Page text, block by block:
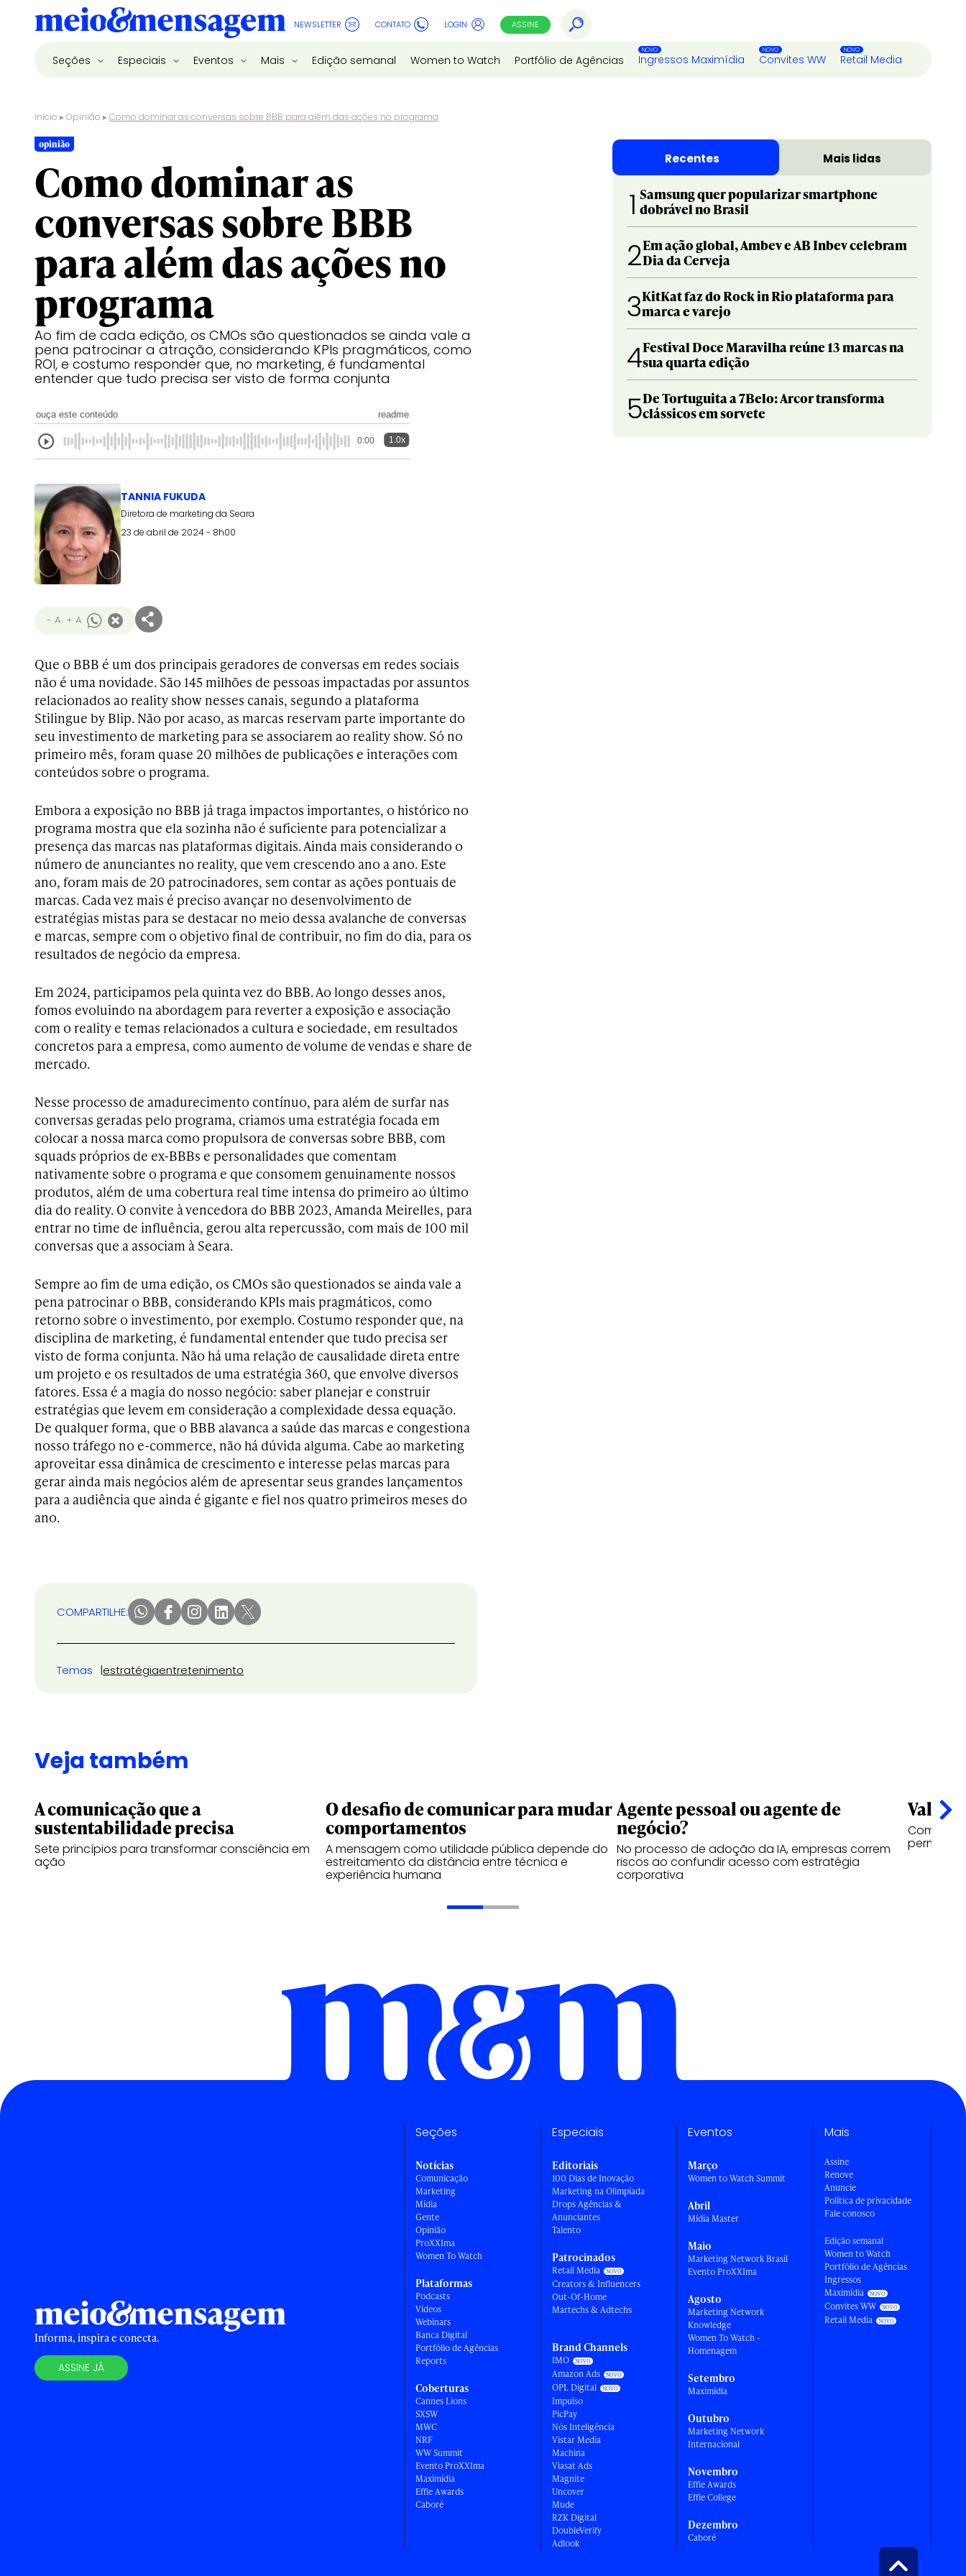
NEWSLETTER CONTATO LOGIN ASSINE
Seções Especiais Eventos Mais Edição semanal Women to Watch Portfólio de Agências Ingressos Maximídia Convites WW Retail Media
Início ▸Opinião ▸Como dominar as conversas sobre BBB para além das ações no programa
opinião
Como dominar as
conversas sobre BBB
para além das ações no
programa
Ao fim de cada edição, os CMOs são questionados se ainda vale a
pena patrocinar a atração, considerando KPIs pragmáticos, como
ROI, e costumo responder que, no marketing, é fundamental
entender que tudo precisa ser visto de forma conjunta
ouça este conteúdo readme
0:00 1.0x
TANNIA FUKUDA
Diretora de marketing da Seara
23 de abril de 2024 - 8h00
- A + A
Que o BBB é um dos principais geradores de conversas em redes sociais
não é uma novidade. São 145 milhões de pessoas impactadas por assuntos
relacionados ao reality show nesses canais, segundo a plataforma
Stilingue by Blip. Não por acaso, as marcas reservam parte importante do
seu investimento de marketing para se associarem ao reality show. Só no
primeiro mês, foram quase 20 milhões de publicações e interações com
conteúdos sobre o programa.
Embora a exposição no BBB já traga impactos importantes, o histórico no
programa mostra que ela sozinha não é suficiente para potencializar a
presença das marcas nas plataformas digitais. Ainda mais considerando o
número de anunciantes no reality, que vem crescendo ano a ano. Este
ano, foram mais de 20 patrocinadores, sem contar as ações pontuais de
marcas. Cada vez mais é preciso avançar no desenvolvimento de
estratégias mistas para se destacar no meio dessa avalanche de conversas
e marcas, sempre com o objetivo final de contribuir, no fim do dia, para os
resultados de negócio da empresa.
Em 2024, participamos pela quinta vez do BBB. Ao longo desses anos,
fomos evoluindo na abordagem para reverter a exposição e associação
com o reality e temas relacionados a cultura e sociedade, em resultados
concretos para a empresa, como aumento de volume de vendas e share de
mercado.
Nesse processo de amadurecimento contínuo, para além de surfar nas
conversas geradas pelo programa, criamos uma estratégia focada em
colocar a nossa marca como propulsora de conversas sobre BBB, com
squads próprios de ex-BBBs e personalidades que comentam
nativamente sobre o programa e que consomem genuinamente nossos
produtos, além de uma cobertura real time intensa do primeiro ao último
dia do reality. O convite à vencedora do BBB 2023, Amanda Meirelles, para
entrar no time de influência, gerou alta repercussão, com mais de 100 mil
conversas que a associam à Seara.
Sempre ao fim de uma edição, os CMOs são questionados se ainda vale a
pena patrocinar o BBB, considerando KPIs mais pragmáticos, como
retorno sobre o investimento, por exemplo. Costumo responder que, na
disciplina de marketing, é fundamental entender que tudo precisa ser
visto de forma conjunta. Não há uma relação de causalidade direta entre
um projeto e os resultados de uma estratégia 360, que envolve diversos
fatores. Essa é a magia do nosso negócio: saber planejar e construir
estratégias que levem em consideração a complexidade dessa equação.
De qualquer forma, que o BBB alavanca a saúde das marcas e congestiona
nosso tráfego no e-commerce, não há dúvida alguma. Cabe ao marketing
aproveitar essa dinâmica de crescimento e interesse pelas marcas para
gerar ainda mais negócios além de apresentar seus grandes lançamentos
para a audiência que ainda é gigante e fiel nos quatro primeiros meses do
ano.
COMPARTILHE:
Temas estratégiaentretenimento
Recentes Mais lidas
1 Samsung quer popularizar smartphone
dobrável no Brasil
2Em ação global, Ambev e AB Inbev celebram
Dia da Cerveja
3KitKat faz do Rock in Rio plataforma para
marca e varejo
4Festival Doce Maravilha reúne 13 marcas na
sua quarta edição
5De Tortuguita a 7Belo: Arcor transforma
clássicos em sorvete
Veja também
A comunicação que a
sustentabilidade precisa
Sete princípios para transformar consciência em
ação
O desafio de comunicar para mudar
comportamentos
A mensagem como utilidade pública depende do
estreitamento da distância entre técnica e
experiência humana
Agente pessoal ou agente de
negócio?
No processo de adoção da IA, empresas correm
riscos ao confundir acesso com estratégia
corporativa
Valor
Como a
Informa, inspira e conecta.
ASSINE JÁ
Seções
Notícias
Comunicação
Marketing
Mídia
Gente
Opinião
ProXXIma
Women To Watch
Plataformas
Podcasts
Vídeos
Webinars
Banca Digital
Portfólio de Agências
Reports
Coberturas
Cannes Lions
SXSW
MWC
NRF
WW Summit
Evento ProXXIma
Maximídia
Effie Awards
Caboré
Especiais
Editoriais
100 Dias de Inovação
Marketing na Olimpíada
Drops Agências &
Anunciantes
Talento
Patrocinados
Retail Media
Creators & Influencers
Out-Of-Home
Martechs & Adtechs
Brand Channels
IMO
Amazon Ads
OPL Digital
Impulso
PicPay
Nós Inteligência
Vistar Media
Machina
Viasat Ads
Magnite
Uncover
Mude
RZK Digital
DoubleVerify
Adlook
Eventos
Março
Women to Watch Summit
Abril
Mídia Master
Maio
Marketing Network Brasil
Evento ProXXIma
Agosto
Marketing Network
Knowledge
Women To Watch -
Homenagem
Setembro
Maximídia
Outubro
Marketing Network
Internacional
Novembro
Effie Awards
Effie College
Dezembro
Caboré
Mais
Assine
Renove
Anuncie
Política de privacidade
Fale conosco
Edição semanal
Women to Watch
Portfólio de Agências
Ingressos
Maximídia
Convites WW
Retail Media